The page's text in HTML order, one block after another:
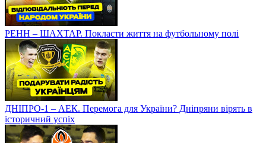
РЕНН – ШАХТАР. Покласти життя на футбольному полі
ДНІПРО-1 – АЕК. Перемога для України? Дніпряни вірять в
історичний успіх